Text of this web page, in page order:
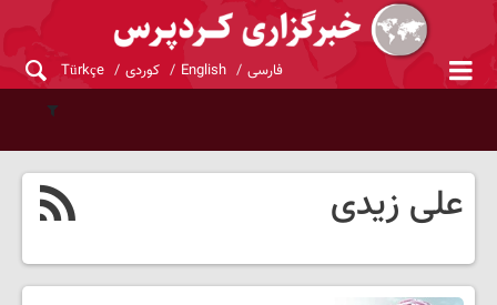
فارسی English کوردی Türkçe
علی زیدی